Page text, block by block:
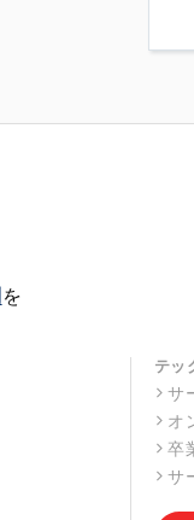
を
テッ
サ
オ
卒
サ